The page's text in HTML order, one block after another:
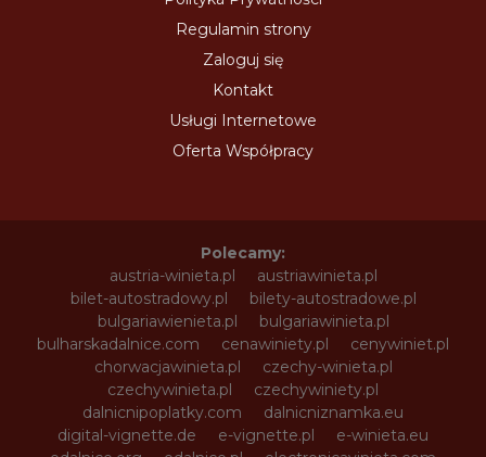
Regulamin strony
Zaloguj się
Kontakt
Usługi Internetowe
Oferta Współpracy
Polecamy:
austria-winieta.pl
austriawinieta.pl
bilet-autostradowy.pl
bilety-autostradowe.pl
bulgariawienieta.pl
bulgariawinieta.pl
bulharskadalnice.com
cenawiniety.pl
cenywiniet.pl
chorwacjawinieta.pl
czechy-winieta.pl
czechywinieta.pl
czechywiniety.pl
dalnicnipoplatky.com
dalnicniznamka.eu
digital-vignette.de
e-vignette.pl
e-winieta.eu